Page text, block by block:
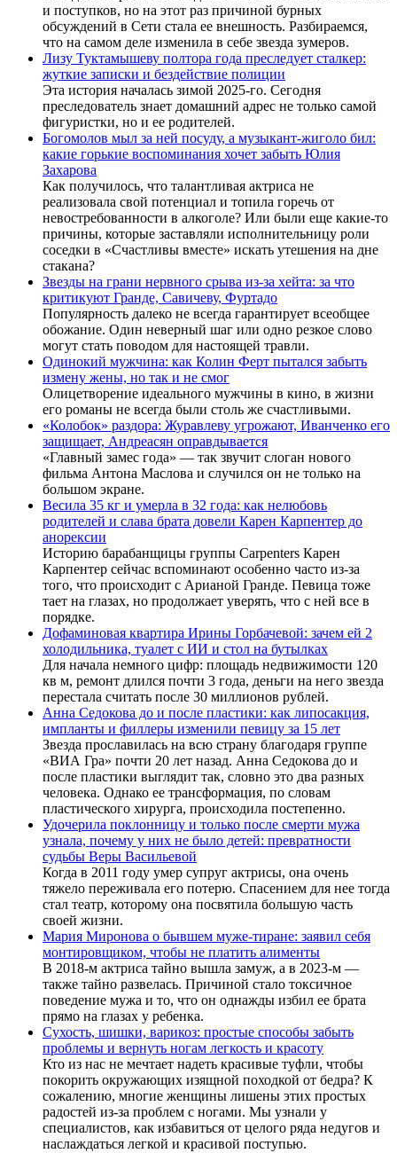
и поступков, но на этот раз причиной бурных
обсуждений в Сети стала ее внешность. Разбираемся,
что на самом деле изменила в себе звезда зумеров.
Лизу Туктамышеву полтора года преследует сталкер:
жуткие записки и бездействие полиции
Эта история началась зимой 2025-го. Сегодня
преследователь знает домашний адрес не только самой
фигуристки, но и ее родителей.
Богомолов мыл за ней посуду, а музыкант-жиголо бил:
какие горькие воспоминания хочет забыть Юлия
Захарова
Как получилось, что талантливая актриса не
реализовала свой потенциал и топила горечь от
невостребованности в алкоголе? Или были еще какие-то
причины, которые заставляли исполнительницу роли
соседки в «Счастливы вместе» искать утешения на дне
стакана?
Звезды на грани нервного срыва из-за хейта: за что
критикуют Гранде, Савичеву, Фуртадо
Популярность далеко не всегда гарантирует всеобщее
обожание. Один неверный шаг или одно резкое слово
могут стать поводом для настоящей травли.
Одинокий мужчина: как Колин Ферт пытался забыть
измену жены, но так и не смог
Олицетворение идеального мужчины в кино, в жизни
его романы не всегда были столь же счастливыми.
«Колобок» раздора: Журавлеву угрожают, Иванченко его
защищает, Андреасян оправдывается
«Главный замес года» — так звучит слоган нового
фильма Антона Маслова и случился он не только на
большом экране.
Весила 35 кг и умерла в 32 года: как нелюбовь
родителей и слава брата довели Карен Карпентер до
анорексии
Историю барабанщицы группы Carpenters Карен
Карпентер сейчас вспоминают особенно часто из-за
того, что происходит с Арианой Гранде. Певица тоже
тает на глазах, но продолжает уверять, что с ней все в
порядке.
Дофаминовая квартира Ирины Горбачевой: зачем ей 2
холодильника, туалет с ИИ и стол на бутылках
Для начала немного цифр: площадь недвижимости 120
кв м, ремонт длился почти 3 года, деньги на него звезда
перестала считать после 30 миллионов рублей.
Анна Седокова до и после пластики: как липосакция,
импланты и филлеры изменили певицу за 15 лет
Звезда прославилась на всю страну благодаря группе
«ВИА Гра» почти 20 лет назад. Анна Седокова до и
после пластики выглядит так, словно это два разных
человека. Однако ее трансформация, по словам
пластического хирурга, происходила постепенно.
Удочерила поклонницу и только после смерти мужа
узнала, почему у них не было детей: превратности
судьбы Веры Васильевой
Когда в 2011 году умер супруг актрисы, она очень
тяжело переживала его потерю. Спасением для нее тогда
стал театр, которому она посвятила большую часть
своей жизни.
Мария Миронова о бывшем муже-тиране: заявил себя
монтировщиком, чтобы не платить алименты
В 2018-м актриса тайно вышла замуж, а в 2023-м —
также тайно развелась. Причиной стало токсичное
поведение мужа и то, что он однажды избил ее брата
прямо на глазах у ребенка.
Сухость, шишки, варикоз: простые способы забыть
проблемы и вернуть ногам легкость и красоту
Кто из нас не мечтает надеть красивые туфли, чтобы
покорить окружающих изящной походкой от бедра? К
сожалению, многие женщины лишены этих простых
радостей из-за проблем с ногами. Мы узнали у
специалистов, как избавиться от целого ряда недугов и
наслаждаться легкой и красивой поступью.